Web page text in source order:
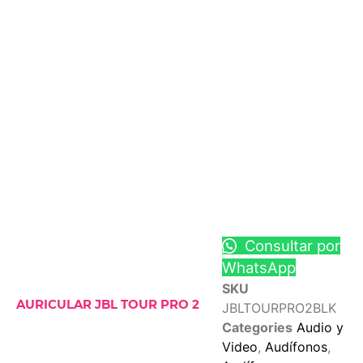
AURICULAR JBL TOUR PRO 2
Consultar por
WhatsApp
SKU
JBLTOURPRO2BLK
Categories Audio y
Video, Audífonos,